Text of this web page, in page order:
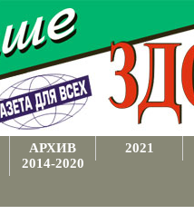
АРХИВ
2014-2020
2021